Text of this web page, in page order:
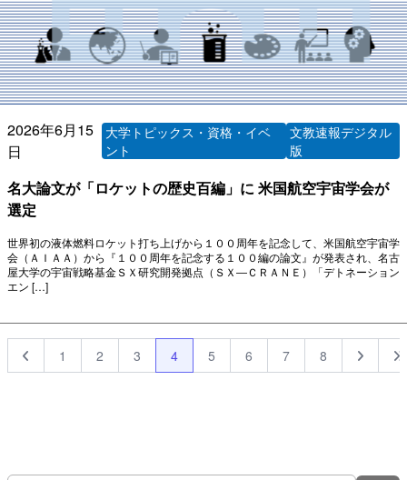
2026年6月15
日
大学トピックス・資格・イベ
ント
文教速報デジタル
版
名大論文が「ロケットの歴史百編」に 米国航空宇宙学会が
選定
世界初の液体燃料ロケット打ち上げから１００周年を記念して、米国航空宇宙学
会（ＡＩＡＡ）から『１００周年を記念する１００編の論文』が発表され、名古
屋大学の宇宙戦略基金ＳＸ研究開発拠点（ＳＸ―ＣＲＡＮＥ）「デトネーション
エン […]
1 2 3 4 5 6 7 8